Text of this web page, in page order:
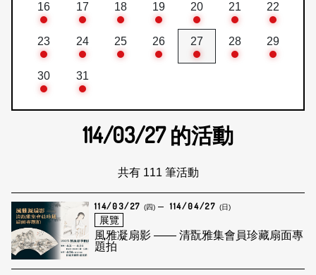
16 17 18 19 20 21 22
23 24 25 26 27 28 29
30 31
114/03/27的活動
共有 111 筆活動
114/03/27 (四) 114/04/27 (日)
展覽
風雅凝扇影 —— 清翫雅集會員珍藏扇面專
題拍